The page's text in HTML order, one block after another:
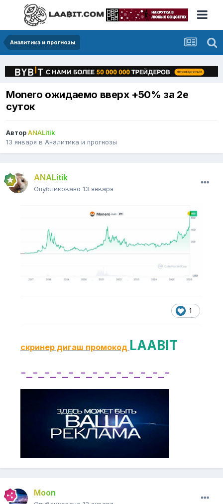
Аналитика и прогнозы
Monero ожидаемо вверх +50% за 2е
суток
АвторANALitik
13 января в Аналитика и прогнозы
ANALitik
Опубликовано 13 января
1
скринер дигаш промокод LAABIT
-_-_-_-_-_-_-_-_-_-_-_-_-
Moon